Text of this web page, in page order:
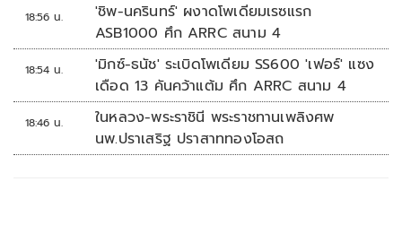
18:56 น.
'ชิพ-นครินทร์' ผงาดโพเดียมเรซแรก
ASB1000 ศึก ARRC สนาม 4
18:54 น.
'มิกซ์-ธนัช' ระเบิดโพเดียม SS600 'เฟอร์' แซง
เดือด 13 คันคว้าแต้ม ศึก ARRC สนาม 4
18:46 น.
ในหลวง-พระราชินี พระราชทานเพลิงศพ
นพ.ปราเสริฐ ปราสาททองโอสถ